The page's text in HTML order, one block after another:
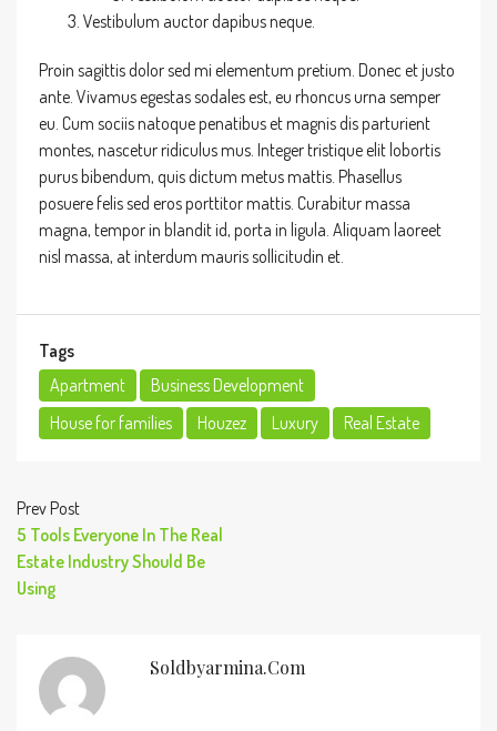
Vestibulum auctor dapibus neque.
Proin sagittis dolor sed mi elementum pretium. Donec et justo
ante. Vivamus egestas sodales est, eu rhoncus urna semper
eu. Cum sociis natoque penatibus et magnis dis parturient
montes, nascetur ridiculus mus. Integer tristique elit lobortis
purus bibendum, quis dictum metus mattis. Phasellus
posuere felis sed eros porttitor mattis. Curabitur massa
magna, tempor in blandit id, porta in ligula. Aliquam laoreet
nisl massa, at interdum mauris sollicitudin et.
Tags
Apartment
Business Development
House for families
Houzez Luxury Real Estate
Prev Post
5 Tools Everyone In The Real
Estate Industry Should Be
Using
Soldbyarmina.com